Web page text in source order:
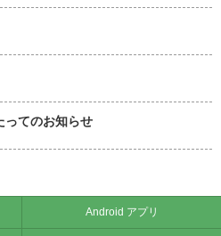
ってのお知らせ
Android アプリ